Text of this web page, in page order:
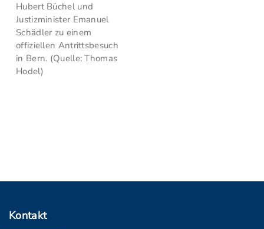
Hubert Büchel und
Justizminister Emanuel
Schädler zu einem
offiziellen Antrittsbesuch
in Bern. (Quelle: Thomas
Hodel)
Kontakt